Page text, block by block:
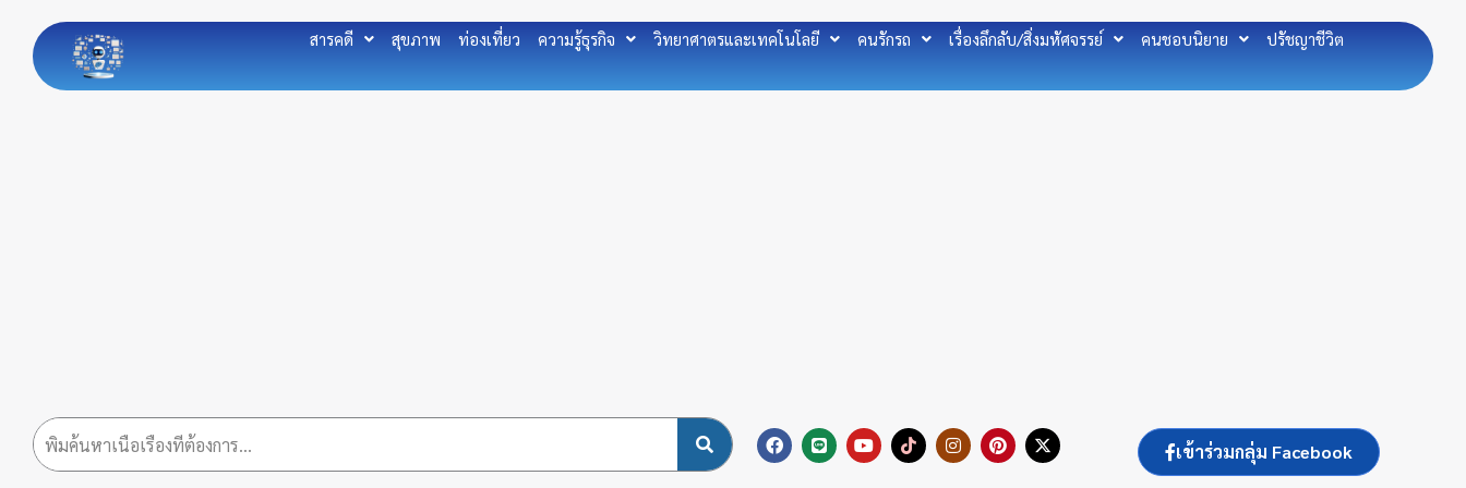
to
content
สารคดี สุขภาพ ท่องเที่ยว ความรู้ธุรกิจ วิทยาศาตรและเทคโนโลยี คนรักรถ เรื่องลึกลับ/สิ่งมหัศจรรย์ คนชอบนิยาย ปรัชญาชีวิต
F
a
c
L
i
n
Y
o
u
T
i
k
I
n
s
P
i
n
X
-
t
เข้าร่วมกลุ่ม Facebook